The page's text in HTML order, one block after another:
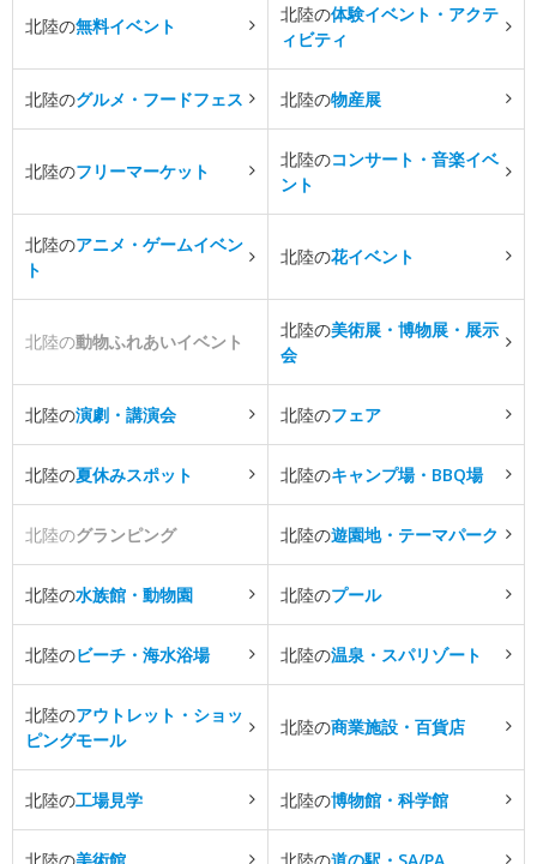
北陸の無料イベント
北陸の体験イベント・アクテ
ィビティ
北陸のグルメ・フードフェス 北陸の物産展
北陸のフリーマーケット
北陸のコンサート・音楽イベ
ント
北陸のアニメ・ゲームイベン
ト
北陸の花イベント
北陸の動物ふれあいイベント
北陸の美術展・博物展・展示
会
北陸の演劇・講演会 北陸のフェア
北陸の夏休みスポット 北陸のキャンプ場・BBQ場
北陸のグランピング 北陸の遊園地・テーマパーク
北陸の水族館・動物園 北陸のプール
北陸のビーチ・海水浴場 北陸の温泉・スパリゾート
北陸のアウトレット・ショッ
ピングモール
北陸の商業施設・百貨店
北陸の工場見学 北陸の博物館・科学館
北陸の美術館 北陸の道の駅・SA/PA